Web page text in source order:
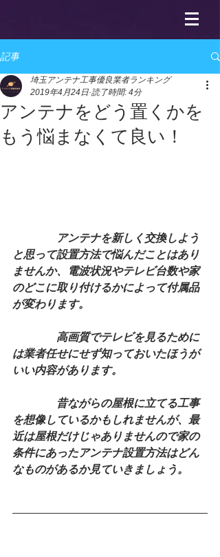
記事
アンテナをどう置くかを
もう悩まなくて良い！
埼玉アンテナ工事優良業者ランキング
2019年4月24日 読了時間: 4分
アンテナを新しく交換しよう
と思って設置方法で悩んだことはあり
ませんか、電波状況やテレビ台数や家
のどこに取り付けるかによって付属品
が変わります。
高画質でテレビを見るために
は業者任せにせず知っておいたほうが
いい内容があります。
昔ながらの屋根に立てる工事
を想像しているかもしれませんが、最
近は屋根だけじゃありませんので家の
条件にあったアンテナ設置方法はどん
なものがあるか見ていきましょう。